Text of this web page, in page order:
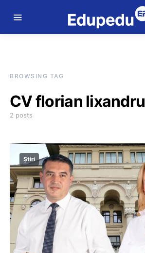
BROWSING TAG
CV florian lixandru
2 posts
Știri